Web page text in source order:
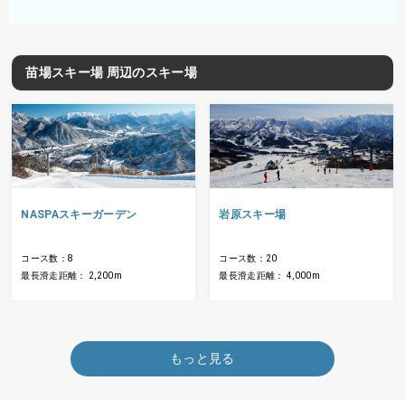
苗場スキー場 周辺のスキー場
NASPAスキーガーデン
コース数：8
最長滑走距離： 2,200m
岩原スキー場
コース数：20
最長滑走距離： 4,000m
もっと見る